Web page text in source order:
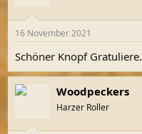
e
:
16 November 2021
Schöner Knopf Gratuliere.
Woodpeckers
Harzer Roller